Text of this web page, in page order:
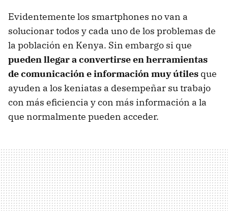
Evidentemente los smartphones no van a
solucionar todos y cada uno de los problemas de
la población en Kenya. Sin embargo si que
pueden llegar a convertirse en herramientas
de comunicación e información muy útiles que
ayuden a los keniatas a desempeñar su trabajo
con más eficiencia y con más información a la
que normalmente pueden acceder.